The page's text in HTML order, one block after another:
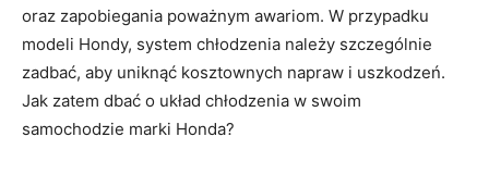
oraz zapobiegania poważnym⁤ awariom. W ⁣przypadku
⁣modeli Hondy, system chłodzenia należy ⁣szczególnie
zadbać, aby uniknąć kosztownych napraw i uszkodzeń.
Jak zatem⁤ dbać o układ chłodzenia w⁣ swoim
⁤samochodzie marki Honda?